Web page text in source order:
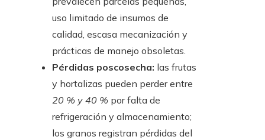
uso limitado de insumos de
calidad, escasa mecanización y
prácticas de manejo obsoletas.
Pérdidas poscosecha: las frutas
y hortalizas pueden perder entre
20 % y 40 % por falta de
refrigeración y almacenamiento;
los granos registran pérdidas del